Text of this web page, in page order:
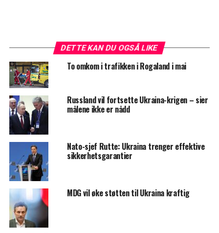
DETTE KAN DU OGSÅ LIKE
To omkom i trafikken i Rogaland i mai
Russland vil fortsette Ukraina-krigen – sier
målene ikke er nådd
Nato-sjef Rutte: Ukraina trenger effektive
sikkerhetsgarantier
MDG vil øke støtten til Ukraina kraftig